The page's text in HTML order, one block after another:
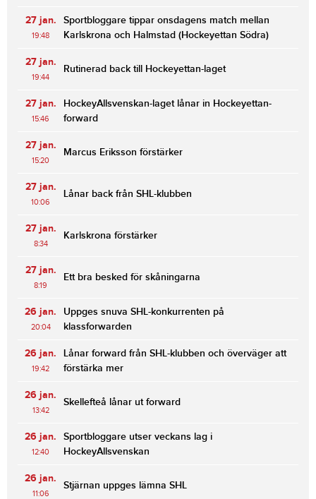
27 jan.
19:48
Sportbloggare tippar onsdagens match mellan
Karlskrona och Halmstad (Hockeyettan Södra)
27 jan.
19:44
Rutinerad back till Hockeyettan-laget
27 jan.
15:46
HockeyAllsvenskan-laget lånar in Hockeyettan-
forward
27 jan.
15:20
Marcus Eriksson förstärker
27 jan.
10:06
Lånar back från SHL-klubben
27 jan.
8:34
Karlskrona förstärker
27 jan.
8:19
Ett bra besked för skåningarna
26 jan.
20:04
Uppges snuva SHL-konkurrenten på
klassforwarden
26 jan.
19:42
Lånar forward från SHL-klubben och överväger att
förstärka mer
26 jan.
13:42
Skellefteå lånar ut forward
26 jan.
12:40
Sportbloggare utser veckans lag i
HockeyAllsvenskan
26 jan.
11:06
Stjärnan uppges lämna SHL